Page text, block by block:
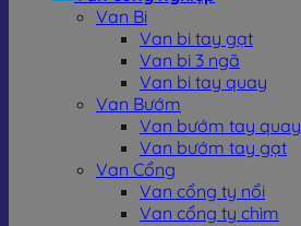
Van Bi
Van bi tay gạt
Van bi 3 ngã
Van bi tay quay
Van Bướm
Van bướm tay quay
Van bướm tay gạt
Van Cổng
Van cổng ty nổi
Van cổng ty chìm